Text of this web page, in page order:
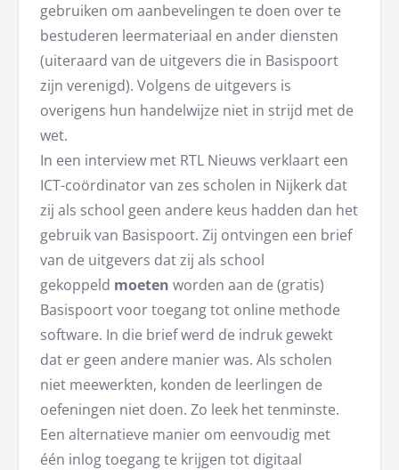
gebruiken om aanbevelingen te doen over te
bestuderen leermateriaal en ander diensten
(uiteraard van de uitgevers die in Basispoort
zijn verenigd). Volgens de uitgevers is
overigens hun handelwijze niet in strijd met de
wet.
In een interview met RTL Nieuws verklaart een
ICT-coördinator van zes scholen in Nijkerk dat
zij als school geen andere keus hadden dan het
gebruik van Basispoort. Zij ontvingen een brief
van de uitgevers dat zij als school
gekoppeld moeten worden aan de (gratis)
Basispoort voor toegang tot online methode
software. In die brief werd de indruk gewekt
dat er geen andere manier was. Als scholen
niet meewerkten, konden de leerlingen de
oefeningen niet doen. Zo leek het tenminste.
Een alternatieve manier om eenvoudig met
één inlog toegang te krijgen tot digitaal